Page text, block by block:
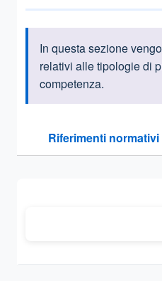
Informazioni
In questa sezione
relativi alle tipologie di
competenza.
Riferimenti normativi
Sezione compressa